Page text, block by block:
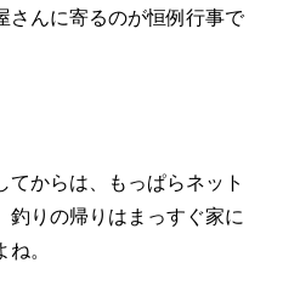
さんに寄るのが恒例行事で
てからは、もっぱらネット
釣りの帰りはまっすぐ家に
。